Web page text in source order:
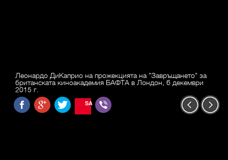
Леонардо ДиКаприо на прожекцията на "Завръщането" за
британската киноакадемия БАФТА в Лондон, 6 декември
2015 г.
SAVE